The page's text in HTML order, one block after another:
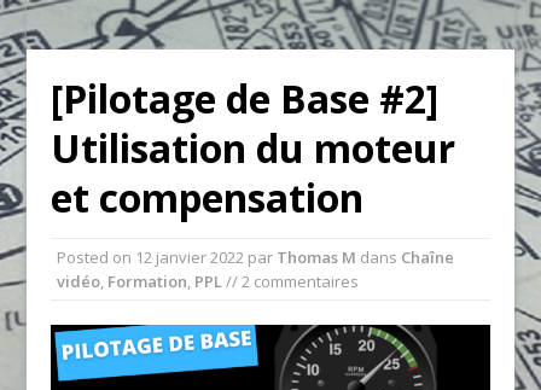
[Pilotage de Base #2]
Utilisation du moteur
et compensation
Posted on 12 janvier 2022 par Thomas M dans Chaîne
vidéo, Formation, PPL// 2 commentaires